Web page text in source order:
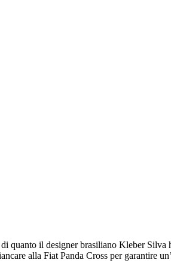
quanto il designer brasiliano Kleber
alla Fiat Panda Cross per garantire